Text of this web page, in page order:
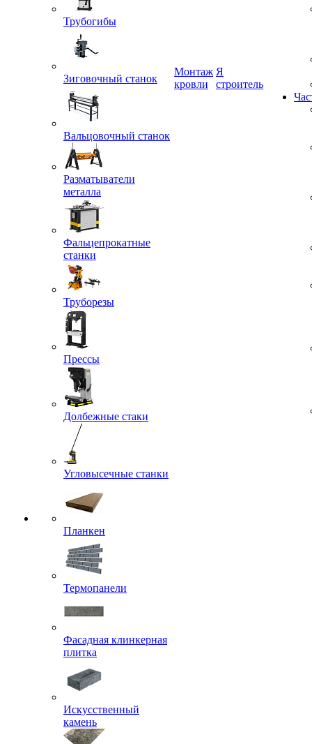
Трубогибы
Зиговочный станок
Вальцовочный станок
Разматыватели
металла
Фальцепрокатные
станки
Труборезы
Прессы
Долбежные стаки
Угловысечные станки
Планкен
Термопанели
Фасадная клинкерная
плитка
Искусственный
камень
кровли
строитель